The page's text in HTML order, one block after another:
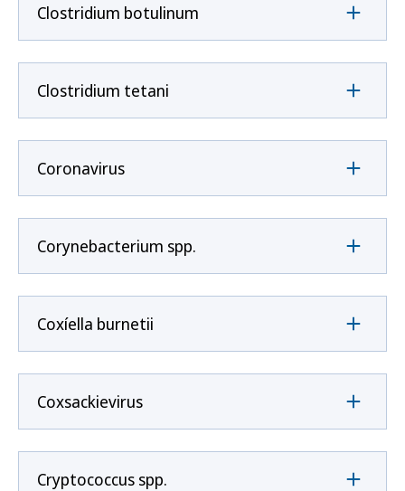
Clostridium botulinum
Clostridium tetani
Coronavirus
Corynebacterium spp.
Coxíella burnetii
Coxsackievirus
Cryptococcus spp.